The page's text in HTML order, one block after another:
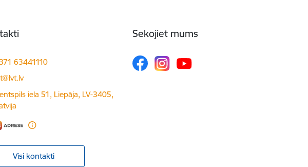
63441110
pasts:
iela 51, Liepāja, LV-3405,
Visi kontakti
Sekojiet mums